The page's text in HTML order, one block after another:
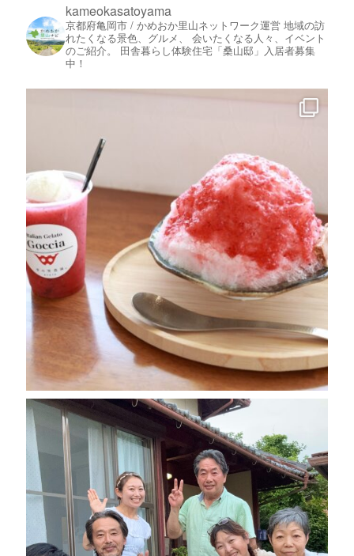
kameokasatoyama
京都府亀岡市 / かめおか里山ネットワーク運営 地域の訪
れたくなる景色、グルメ、
会いたくなる人々、イベント
のご紹介。
田舎暮らし体験住宅「桑山邸」入居者募集
中！